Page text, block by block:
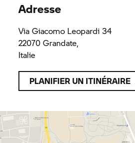
Adresse
Via Giacomo Leopardi 34
22070 Grandate,
Italie
PLANIFIER UN ITINÉRAIRE